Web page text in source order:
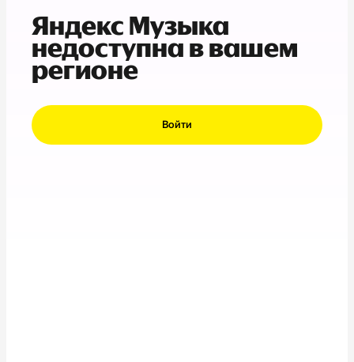
Яндекс Музыка
недоступна в вашем
регионе
Войти